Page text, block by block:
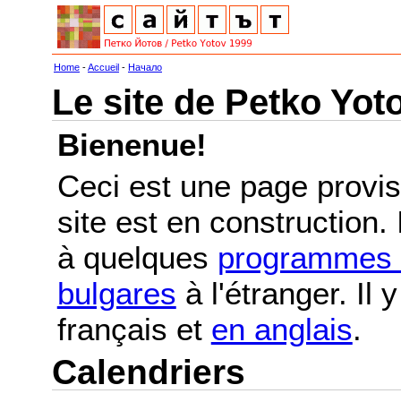
Home -Accueil - Начало
Le site de Petko
Bienenue!
Ceci est une page
site est en
à quelques
bulgares à l'étranger. Il
français et en anglais.
Calendriers